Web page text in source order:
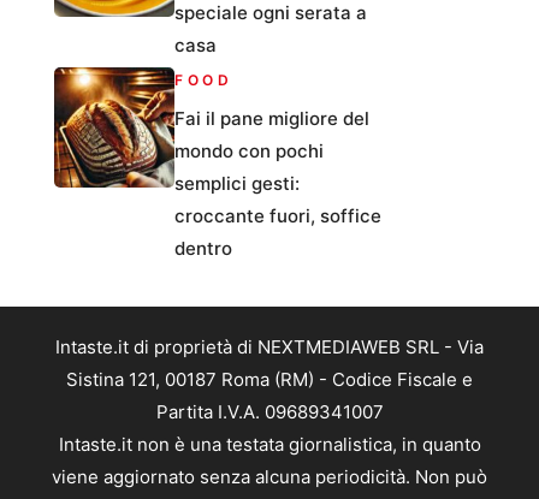
speciale ogni serata a
casa
FOOD
Fai il pane migliore del
mondo con pochi
semplici gesti:
croccante fuori, soffice
dentro
Intaste.it di proprietà di NEXTMEDIAWEB SRL - Via
Sistina 121, 00187 Roma (RM) - Codice Fiscale e
Partita I.V.A. 09689341007
Intaste.it non è una testata giornalistica, in quanto
viene aggiornato senza alcuna periodicità. Non può